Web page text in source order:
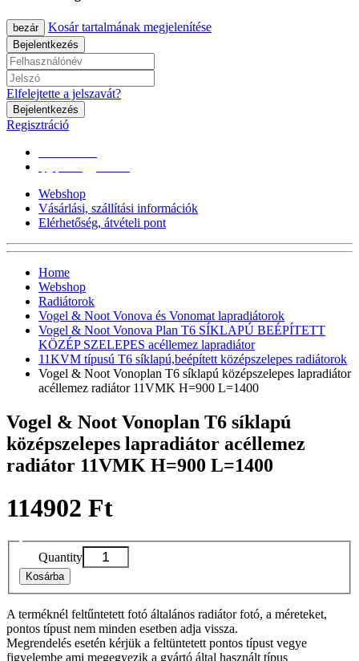
bezár Kosár tartalmának megjelenítése
Bejelentkezés
Elfelejtette a jelszavát?
Bejelentkezés
Regisztráció
Webshop
Vásárlási, szállítási információk
Elérhetőség, átvételi pont
Home
Webshop
Radiátorok
Vogel & Noot Vonova és Vonomat lapradiátorok
Vogel & Noot Vonova Plan T6 SÍKLAPÚ BEÉPÍTETT
KÖZÉP SZELEPES acéllemez lapradiátor
11KVM típusú T6 síklapú,beépített középszelepes radiátorok
Vogel & Noot Vonoplan T6 síklapú középszelepes lapradiátor
acéllemez radiátor 11VMK H=900 L=1400
Vogel & Noot Vonoplan T6 síklapú
középszelepes lapradiátor acéllemez
radiátor 11VMK H=900 L=1400
114902 Ft
Quantity
Kosárba
A terméknél feltűntetett fotó általános radiátor fotó, a méreteket,
pontos típust nem minden esetben adja vissza.
Megrendelés esetén kérjük a feltüntetett pontos típust vegye
figyelembe ami megegyezik a gyártó által használt típus